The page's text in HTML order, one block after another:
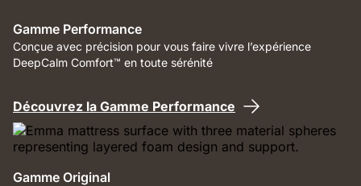
Gamme Performance
Conçue avec précision pour vous faire vivre l’expérience
DeepCalm Comfort™ en toute sérénité
Découvrez la Gamme Performance
Gamme Original